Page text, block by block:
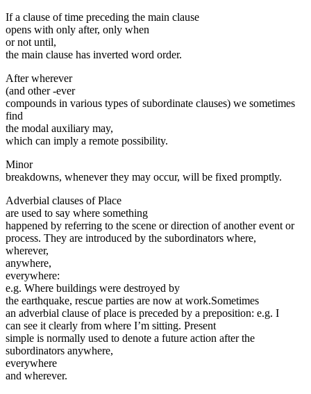
If a clause of time preceding the main clause
opens with only after, only when
or not until,
the main clause has inverted word order.
After wherever
(and other -ever
compounds in various types of subordinate clauses) we sometimes
find
the modal auxiliary may,
which can imply a remote possibility.
Minor
breakdowns, whenever they may occur, will be fixed promptly.
Adverbial clauses of Place
are used to say where something
happened by referring to the scene or direction of another event or
process. They are introduced by the subordinators where,
wherever,
anywhere,
everywhere:
e.g. Where buildings were destroyed by
the earthquake, rescue parties are now at work.Sometimes
an adverbial clause of place is preceded by a preposition: e.g. I
can see it clearly from where I’m sitting. Present
simple is normally used to denote a future action after the
subordinators anywhere,
everywhere
and wherever.